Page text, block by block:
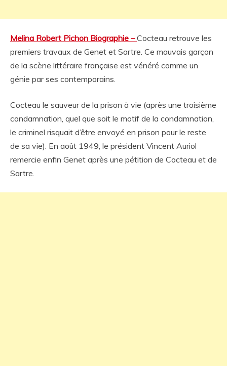
Melina Robert Pichon Biographie –Cocteau retrouve les
premiers travaux de Genet et Sartre. Ce mauvais garçon
de la scène littéraire française est vénéré comme un
génie par ses contemporains.
Cocteau le sauveur de la prison à vie (après une troisième
condamnation, quel que soit le motif de la condamnation,
le criminel risquait d’être envoyé en prison pour le reste
de sa vie). En août 1949, le président Vincent Auriol
remercie enfin Genet après une pétition de Cocteau et de
Sartre.